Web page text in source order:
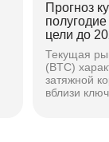
Прогноз
цели до
Текущая
(BTC)
затяжной
вблизи